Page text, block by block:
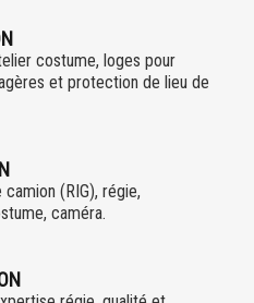
costume, loges pour
et protection de lieu de
camion (RIG), régie,
caméra.